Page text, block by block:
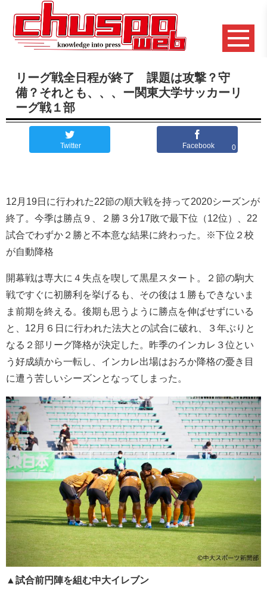
リーグ戦全日程が終了 課題は攻撃？守
備？それとも、、、ー関東大学サッカーリ
ーグ戦１部
Twitter Facebook 0
12月19日に行われた22節の順大戦を持って2020シーズンが
終了。今季は勝点９、２勝３分17敗で最下位（12位）、22
試合でわずか２勝と不本意な結果に終わった。※下位２校
が自動降格
開幕戦は専大に４失点を喫して黒星スタート。２節の駒大
戦ですぐに初勝利を挙げるも、その後は１勝もできないま
ま前期を終える。後期も思うように勝点を伸ばせずにいる
と、12月６日に行われた法大との試合に破れ、３年ぶりと
なる２部リーグ降格が決定した。昨季のインカレ３位とい
う好成績から一転し、インカレ出場はおろか降格の憂き目
に遭う苦しいシーズンとなってしまった。
▲ 試合前円陣を組む中大イレブン